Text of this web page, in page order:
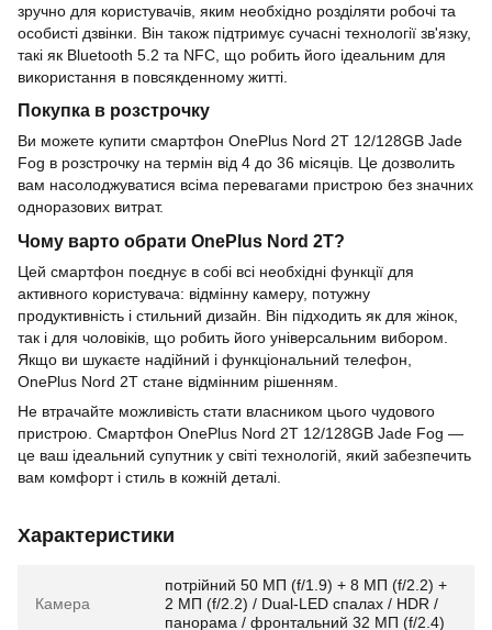
зручно для користувачів, яким необхідно розділяти робочі та
особисті дзвінки. Він також підтримує сучасні технології зв'язку,
такі як Bluetooth 5.2 та NFC, що робить його ідеальним для
використання в повсякденному житті.
Покупка в розстрочку
Ви можете купити смартфон OnePlus Nord 2T 12/128GB Jade
Fog в розстрочку на термін від 4 до 36 місяців. Це дозволить
вам насолоджуватися всіма перевагами пристрою без значних
одноразових витрат.
Чому варто обрати OnePlus Nord 2T?
Цей смартфон поєднує в собі всі необхідні функції для
активного користувача: відмінну камеру, потужну
продуктивність і стильний дизайн. Він підходить як для жінок,
так і для чоловіків, що робить його універсальним вибором.
Якщо ви шукаєте надійний і функціональний телефон,
OnePlus Nord 2T стане відмінним рішенням.
Не втрачайте можливість стати власником цього чудового
пристрою. Смартфон OnePlus Nord 2T 12/128GB Jade Fog —
це ваш ідеальний супутник у світі технологій, який забезпечить
вам комфорт і стиль в кожній деталі.
Характеристики
Камера
потрійний 50 МП (f/1.9) + 8 МП (f/2.2) +
2 МП (f/2.2) / Dual-LED спалах / HDR /
панорама / фронтальний 32 МП (f/2.4)